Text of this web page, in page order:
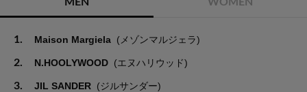
1. Maison Margiela (メゾンマルジェラ)
2. N.HOOLYWOOD (エヌハリウッド)
3. JIL SANDER (ジルサンダー)